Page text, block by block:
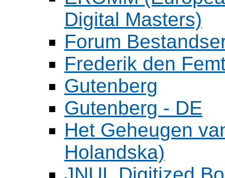
Digital Masters)
Forum
Frederik den
Gutenberg
Gutenberg - DE
Het Geheugen
Holandska)